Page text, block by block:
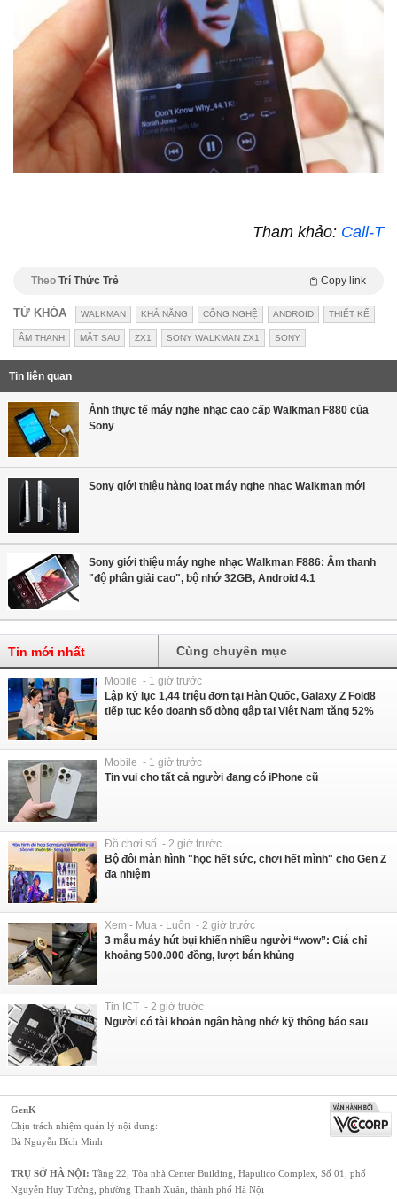
Tham khảo: Call-T
Theo Trí Thức Trẻ Copy link
TỪ KHÓA WALKMAN KHẢ NĂNG CÔNG NGHỆ ANDROID THIẾT KẾ
ÂM THANH MẶT SAU ZX1 SONY WALKMAN ZX1 SONY
Tin liên quan
Ảnh thực tế máy nghe nhạc cao cấp Walkman F880 của
Sony
Sony giới thiệu hàng loạt máy nghe nhạc Walkman mới
Sony giới thiệu máy nghe nhạc Walkman F886: Âm thanh
"độ phân giải cao", bộ nhớ 32GB, Android 4.1
Tin mới nhất Cùng chuyên mục
Mobile - 1 giờ trước
Lập kỷ lục 1,44 triệu đơn tại Hàn Quốc, Galaxy Z Fold8
tiếp tục kéo doanh số dòng gập tại Việt Nam tăng 52%
Mobile - 1 giờ trước
Tin vui cho tất cả người đang có iPhone cũ
Đồ chơi số - 2 giờ trước
Bộ đôi màn hình "học hết sức, chơi hết mình" cho Gen Z
đa nhiệm
Xem - Mua - Luôn - 2 giờ trước
3 mẫu máy hút bụi khiến nhiều người “wow”: Giá chỉ
khoảng 500.000 đồng, lượt bán khủng
Tin ICT - 2 giờ trước
Người có tài khoản ngân hàng nhớ kỹ thông báo sau
GenK
Chịu trách nhiệm quản lý nội dung:
Bà Nguyễn Bích Minh
TRỤ SỞ HÀ NỘI: Tầng 22, Tòa nhà Center Building, Hapulico Complex, Số 01, phố
Nguyễn Huy Tưởng, phường Thanh Xuân, thành phố Hà Nội